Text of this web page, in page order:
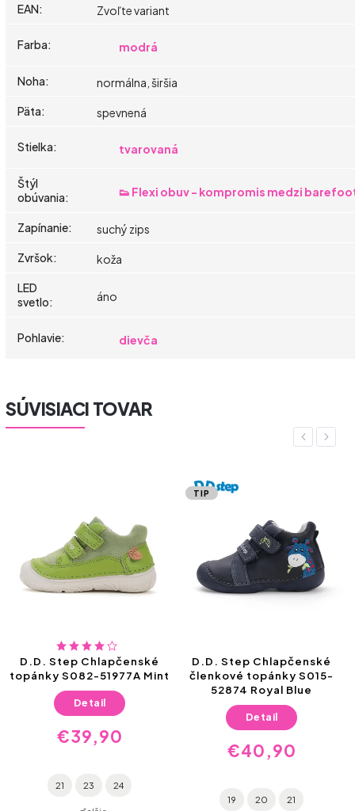
EAN: Zvoľte variant
Farba: modrá
Noha:
normálna, širšia
Päta: spevnená
Stielka: tvarovaná
Štýl
obúvania: 👟 Flexi obuv - kompromis medzi
Zapínanie:
suchý zips
Zvršok:
koža
LED
svetlo: áno
Pohlavie: dievča
SÚVISIACI TOVAR
Previous
Mint
D.D. Step Chlapčenské
členkové topánky S015-
52874 Royal Blue
€40,90
D.D. Step
kožené barefoot
S063-41377
priestor pre
Next